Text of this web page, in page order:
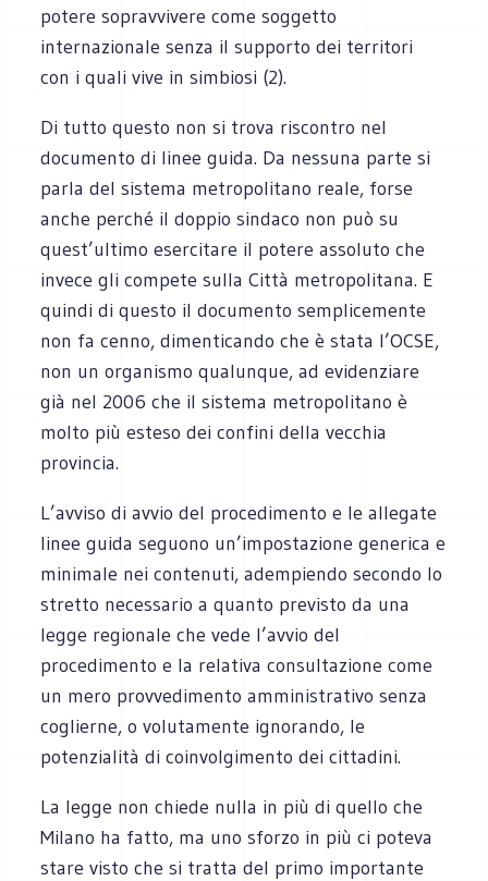
potere sopravvivere come soggetto
internazionale senza il supporto dei territori
con i quali vive in simbiosi (2).
Di tutto questo non si trova riscontro nel
documento di linee guida. Da nessuna parte si
parla del sistema metropolitano reale, forse
anche perché il doppio sindaco non può su
quest’ultimo esercitare il potere assoluto che
invece gli compete sulla Città metropolitana. E
quindi di questo il documento semplicemente
non fa cenno, dimenticando che è stata l’OCSE,
non un organismo qualunque, ad evidenziare
già nel 2006 che il sistema metropolitano è
molto più esteso dei confini della vecchia
provincia.
L’avviso di avvio del procedimento e le allegate
linee guida seguono un’impostazione generica e
minimale nei contenuti, adempiendo secondo lo
stretto necessario a quanto previsto da una
legge regionale che vede l’avvio del
procedimento e la relativa consultazione come
un mero provvedimento amministrativo senza
coglierne, o volutamente ignorando, le
potenzialità di coinvolgimento dei cittadini.
La legge non chiede nulla in più di quello che
Milano ha fatto, ma uno sforzo in più ci poteva
stare visto che si tratta del primo importante